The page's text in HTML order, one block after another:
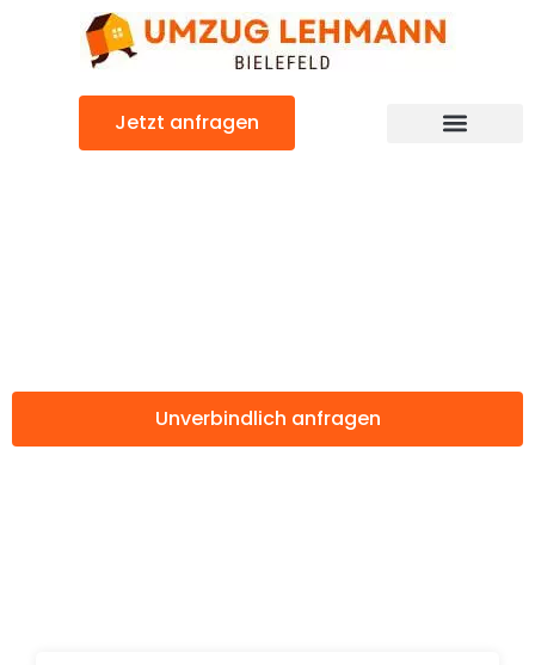
Jetzt anfragen
Unverbindlich anfragen